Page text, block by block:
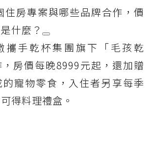
住房專案與哪些品牌合作，價
什麼？
攜手乾杯集團旗下「毛孩乾
房價每晚8999元起，還加贈
寵物零食，入住者另享每季
得料理禮盒。